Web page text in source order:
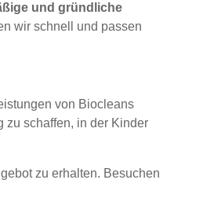
und gründliche
wir schnell und passen
von Biocleans
zu schaffen, in der Kinder
zu erhalten. Besuchen